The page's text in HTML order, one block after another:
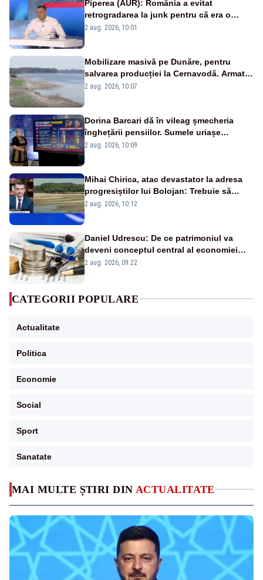
MAI MULTE ȘTIRI DIN ACTUALITATE
Piperea (AUR): România a evitat
retrogradarea la junk pentru că era o
catastrofă pentru bănci și fondurile de
2 aug. 2026, 10:01
Mobilizare masivă pe Dunăre, pentru
salvarea producției la Cernavodă. Armata
va detona o stâncă și va devia apa
2 aug. 2026, 10:07
Dorina Barcari dă în vileag șmecheria
înghețării pensiilor. Sumele uriașe
pierdute de fiecare român
2 aug. 2026, 10:09
Mihai Chirica, atac devastator la adresa
progresiștilor lui Bolojan: Trebuie să
protejăm și natura, dar nu șținem omaneii
2 aug. 2026, 10:12
Daniel Udrescu: De ce patrimoniul va
deveni conceptul central al economiei
viitoare?
2 aug. 2026, 09:22
CATEGORII POPULARE
Actualitate
Politica
Economie
Social
Sport
Sanatate